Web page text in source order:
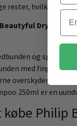
rester, hvilket
Dry
og spray
med
overskydende
250ml er en
Philip